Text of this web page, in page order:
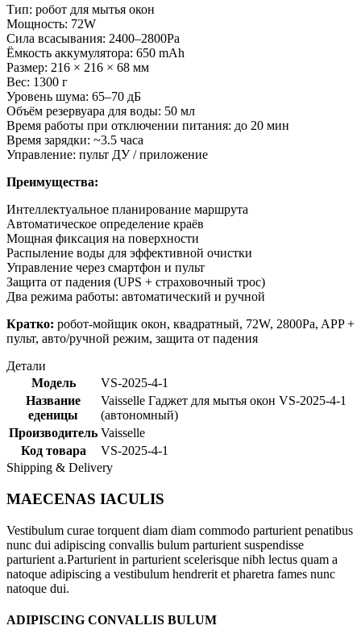
Тип: робот для мытья окон
Мощность: 72W
Сила всасывания: 2400–2800Pa
Ёмкость аккумулятора: 650 mAh
Размер: 216 × 216 × 68 мм
Вес: 1300 г
Уровень шума: 65–70 дБ
Объём резервуара для воды: 50 мл
Время работы при отключении питания: до 20 мин
Время зарядки: ~3.5 часа
Управление: пульт ДУ / приложение
Преимущества:
Интеллектуальное планирование маршрута
Автоматическое определение краёв
Мощная фиксация на поверхности
Распыление воды для эффективной очистки
Управление через смартфон и пульт
Защита от падения (UPS + страховочный трос)
Два режима работы: автоматический и ручной
Кратко: робот-мойщик окон, квадратный, 72W, 2800Pa, APP +
пульт, авто/ручной режим, защита от падения
Детали
Модель
VS-2025-4-1
Название
еденицы
Vaisselle Гаджет для мытья окон VS-2025-4-1
(автономный)
Производитель Vaisselle
Код товара
VS-2025-4-1
Shipping & Delivery
MAECENAS IACULIS
Vestibulum curae torquent diam diam commodo parturient penatibus
nunc dui adipiscing convallis bulum parturient suspendisse
parturient a.Parturient in parturient scelerisque nibh lectus quam a
natoque adipiscing a vestibulum hendrerit et pharetra fames nunc
natoque dui.
ADIPISCING CONVALLIS BULUM